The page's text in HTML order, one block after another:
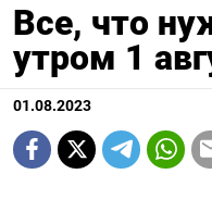
Все, что
утром 1
01.08.2023